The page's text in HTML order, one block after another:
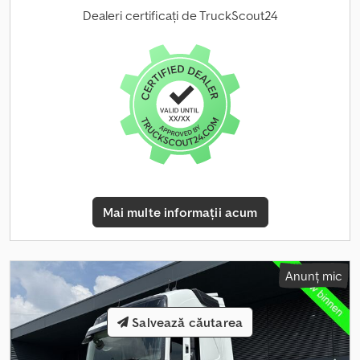
Euro 6, suspensie:aer, număr de locuri:2, lungime totală:
lungimea spațiului de încărcare:
3.500 mm
ABS, aer condiționat, blocare diferențial, computer de
bord, frână cu aer comprimat, pilot automat de viteză,
proiectoare de ceață, închidere centralizată, încălzitor
staționar, înmatriculare camion, | Volvo FH 500 8x4 pentru
transport carcase | I-Shift, retardor | Scaune din piele | Faruri LED |
Axa directoare și liftantă | Cutie automată, EURO 6 | Platformă de
încărcare (lift hidraulic) 3000kg | Scaune încălzite, încălzire
electrice, oglinzi electrice | Jante din aluminiu | Ampatament:
3900/1370/1380 | Anvelope 385/55/R22,5 | Cameră pentru mersul
înapoi | Vehicul austriac | Climă de staționare | Stare foarte bună,
detalii | Ne rezervăm dreptul la erori, greșeli de introducere și
vânzarea prealabilă. Cedpev Tv Sdefx Am Ueha
Dealeri certificați de TruckScout24
Mai multe informații acum
Anunț mic
Salvează căutarea